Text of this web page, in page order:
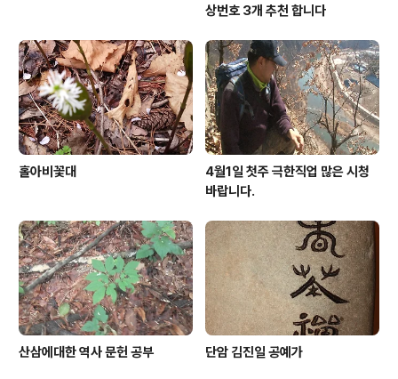
상번호 3개 추천 합니다
홀아비꽃대
4월1일 첫주 극한직업 많은 시청
바랍니다.
산삼에대한 역사 문헌 공부 단암 김진일 공예가